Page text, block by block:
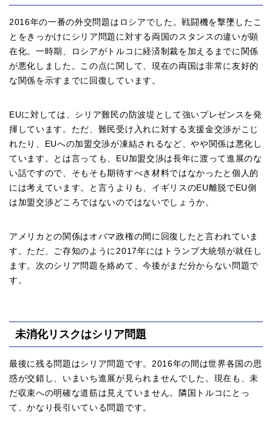
2016年の一番の外交問題はロシアでした。戦闘機を撃墜したこ
とをきっかけにシリア問題に対する両国のスタンスの違いが顕
在化。一時期、ロシアがトルコに経済制裁を加えるまでに関係
が悪化しました。この点に関して、現在の両国は非常に友好的
な関係を示すまでに回復しています。
EUに対しては、シリア難民の防波堤として強いプレゼンスを発
揮しています。ただ、難民受け入れに対する支援金交渉がこじ
れたり、EUへの加盟交渉が凍結されるなど、やや関係は悪化し
ています。とは言っても、EU加盟交渉は長年に渡って進展のな
い話ですので、そもそも期待すべき材料ではなかったと個人的
には考えています。と言うよりも、イギリスのEU離脱でEU側
は加盟交渉どころではないのではないでしょうか。
アメリカとの関係はオバマ政権の間に回復したと言われていま
す。ただ、ご存知のように2017年にはトランプ大統領が就任し
ます。次のシリア問題を絡めて、今後がまだ分からない問題で
す。
未消化リスクはシリア問題
最後に残る問題はシリア問題です。2016年の間は世界各国の思
惑が交錯し、いまいち進展が見られませんでした。現在も、未
だ収束への明確な道筋は見えていません。隣国トルコにとっ
て、かなり長引いている問題です。